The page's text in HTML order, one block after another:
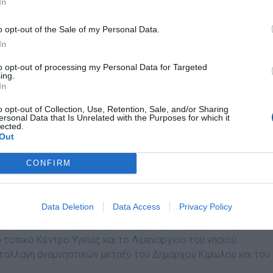
opt-out of the Sale of my Personal Data.
opt-out of processing my Personal Data for Targeted
opt-out of Collection, Use, Retention, Sale, and/or Sharing
Data that Is Unrelated with the Purposes for which it
CONFIRM
Data Deletion Data Access Privacy Policy
από τους Γιατρούς σε σπίτια με κατάκοιτους ασθενείς
του νησιού, ξεκινήσαμε με τη μεταφόρτωση σε
διότι το φορτηγό μας δεν μπορούσε να περάσει από
να μεταφερθούν στην αίθουσα του Δημοτικού
μέρας η τελετή της παράδοσης / παραλαβής στο Δήμο, το
Κέντρο Υγείας και το Λιμεναρχείο του νησιού.
αναμνηστικών μεταξύ του Δημάρχου Κίμωλου και του